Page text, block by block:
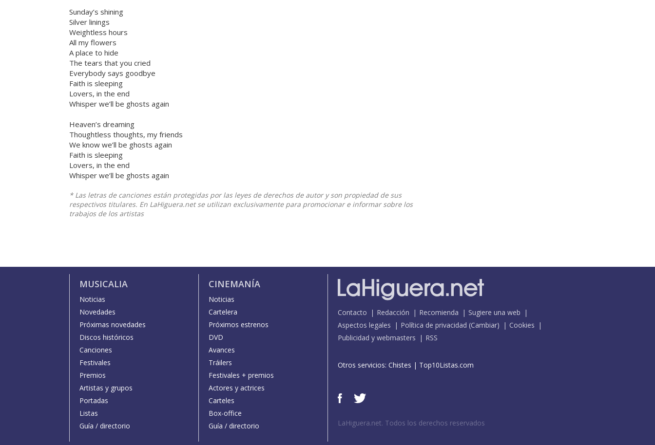
Sunday’s shining
Silver linings
Weightless hours
All my flowers
A place to hide
The tears that you cried
Everybody says goodbye
Faith is sleeping
Lovers, in the end
Whisper we’ll be ghosts again
Heaven’s dreaming
Thoughtless thoughts, my friends
We know we’ll be ghosts again
Faith is sleeping
Lovers, in the end
Whisper we’ll be ghosts again
* Las letras de canciones están protegidas por las leyes de derechos de autor y son propiedad de sus
respectivos titulares. En LaHiguera.net se utilizan exclusivamente para promocionar e informar sobre los
trabajos de los artistas
MUSICALIA
Noticias
Novedades
Próximas novedades
Discos históricos
Canciones
Festivales
Premios
Artistas y grupos
Portadas
Listas
Guía / directorio
CINEMANÍA
Noticias
Cartelera
Próximos estrenos
DVD
Avances
Tráilers
Festivales + premios
Actores y actrices
Carteles
Box-office
Guía / directorio
Contacto Redacción Recomienda
Sugiere una web
Aspectos legales
Política de privacidad (Cambiar)
Cookies
Publicidad y webmasters
RSS
Otros servicios: Chistes | Top10Listas.com
LaHiguera.net. Todos los derechos reservados